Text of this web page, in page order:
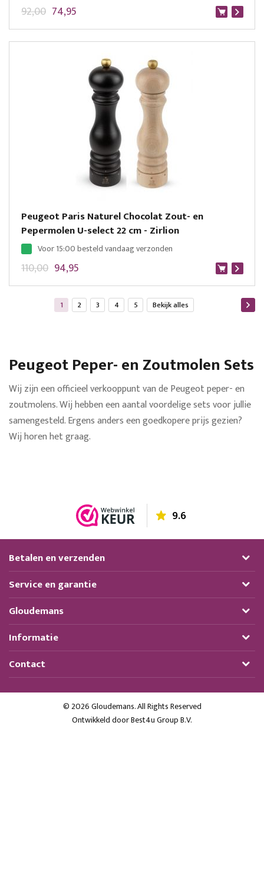
74,95
92,00
Peugeot Paris Naturel Chocolat Zout- en
Pepermolen U-select 22 cm - Zirlion
Voor 15:00 besteld vandaag verzonden
94,95
110,00
U lees momenteel pagina
1 Pagina
2 Pagina
3 Pagina
4 Pagina
5 Bekijk alles
Bekijk alles
Peugeot Peper- en Zoutmolen Sets
Wij zijn een officieel verkooppunt van de Peugeot peper- en
zoutmolens. Wij hebben een aantal voordelige sets voor jullie
samengesteld. Ergens anders een goedkopere prijs gezien?
Wij horen het graag.
9.6
Betalen en verzenden
Service en garantie
Gloudemans
Informatie
Contact
© 2026 Gloudemans. All Rights Reserved
Ontwikkeld doorBest4u Group B.V.